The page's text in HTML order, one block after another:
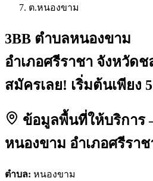
ต.หนองขาม
3BB ตำบลหนองขาม
อำเภอศรีราชา จังหวัดช
สมัครเลย! เริ่มต้นเพียง
ข้อมูลพื้นที่ให้บริการ
หนองขาม อำเภอศรีราช
ตำบล: หนองขาม